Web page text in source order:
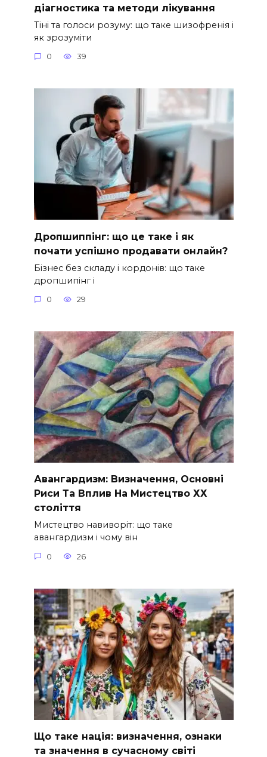
діагностика та методи лікування
Тіні та голоси розуму: що таке шизофренія і
як зрозуміти
0 39
Дропшиппінг: що це таке і як
почати успішно продавати онлайн?
Бізнес без складу і кордонів: що таке
дропшипінг і
0 29
Авангардизм: Визначення, Основні
Риси Та Вплив На Мистецтво ХХ
століття
Мистецтво навиворіт: що таке
авангардизм і чому він
0 26
Що таке нація: визначення, ознаки
та значення в сучасному світі